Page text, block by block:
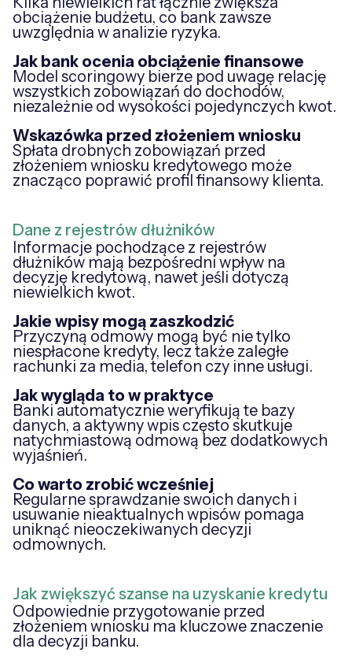
obciążenie budżetu, co bank zawsze
uwzględnia w analizie ryzyka.
Jak bank ocenia obciążenie finansowe
Model scoringowy bierze pod uwagę relację
wszystkich zobowiązań do dochodów,
niezależnie od wysokości pojedynczych kwot.
Wskazówka przed złożeniem wniosku
Spłata drobnych zobowiązań przed
złożeniem wniosku kredytowego może
znacząco poprawić profil finansowy klienta.
Dane z rejestrów dłużników
Informacje pochodzące z rejestrów
dłużników mają bezpośredni wpływ na
decyzję kredytową, nawet jeśli dotyczą
niewielkich kwot.
Jakie wpisy mogą zaszkodzić
Przyczyną odmowy mogą być nie tylko
niespłacone kredyty, lecz także zaległe
rachunki za media, telefon czy inne usługi.
Jak wygląda to w praktyce
Banki automatycznie weryfikują te bazy
danych, a aktywny wpis często skutkuje
natychmiastową odmową bez dodatkowych
wyjaśnień.
Co warto zrobić wcześniej
Regularne sprawdzanie swoich danych i
usuwanie nieaktualnych wpisów pomaga
uniknąć nieoczekiwanych decyzji
odmownych.
Jak zwiększyć szanse na uzyskanie kredytu
Odpowiednie przygotowanie przed
złożeniem wniosku ma kluczowe znaczenie
dla decyzji banku.